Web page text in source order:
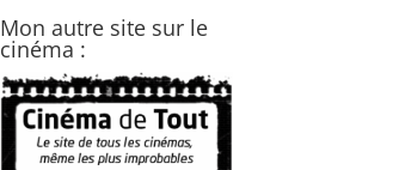
Mon autre site sur le
cinéma :